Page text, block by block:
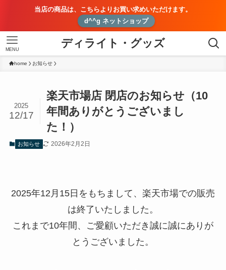
当店の商品は、こちらよりお買い求めいただけます。
d^^g ネットショップ
ディライト・グッズ
MENU
home お知らせ
楽天市場店 閉店のお知らせ（10
年間ありがとうございまし
た！）
2025
12/17
お知らせ 2026年2月2日
2025年12月15日をもちまして、楽天市場での販売
は終了いたしました。
これまで10年間、ご愛顧いただき誠に誠にありが
とうございました。